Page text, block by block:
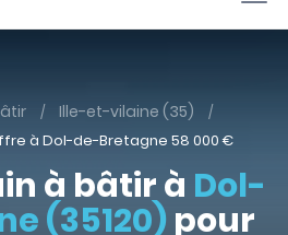
Ille-et-vilaine (35)
à Dol-de-Bretagne 58 000 €
à bâtir à Dol-
(35120)pour